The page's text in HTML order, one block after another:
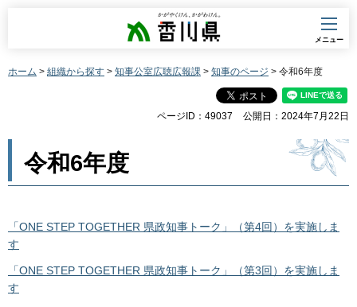
香川県
メニュー
ホーム > 組織から探す > 知事公室広聴広報課 > 知事のページ > 令和6年度
ページID：49037 公開日：2024年7月22日
令和6年度
「ONE STEP TOGETHER 県政知事トーク」（第4回）を実施しま
す
「ONE STEP TOGETHER 県政知事トーク」（第3回）を実施しま
す